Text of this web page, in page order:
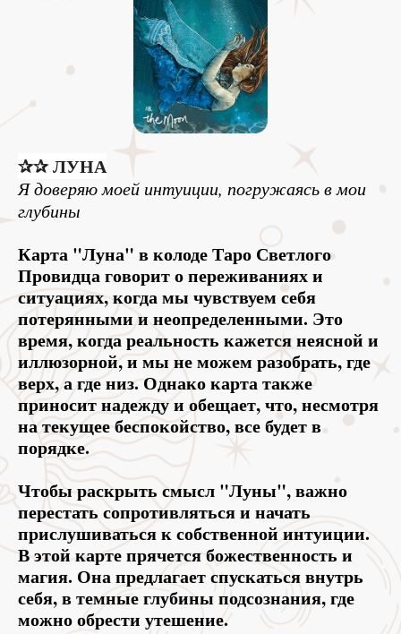
✰✰ ЛУНА
Я доверяю моей интуиции, погружаясь в мои
глубины
Карта "Луна" в колоде Таро Светлого
Провидца говорит о переживаниях и
ситуациях, когда мы чувствуем себя
потерянными и неопределенными. Это
время, когда реальность кажется неясной и
иллюзорной, и мы не можем разобрать, где
верх, а где низ. Однако карта также
приносит надежду и обещает, что, несмотря
на текущее беспокойство, все будет в
порядке.
Чтобы раскрыть смысл "Луны", важно
перестать сопротивляться и начать
прислушиваться к собственной интуиции.
В этой карте прячется божественность и
магия. Она предлагает спускаться внутрь
себя, в темные глубины подсознания, где
можно обрести утешение.